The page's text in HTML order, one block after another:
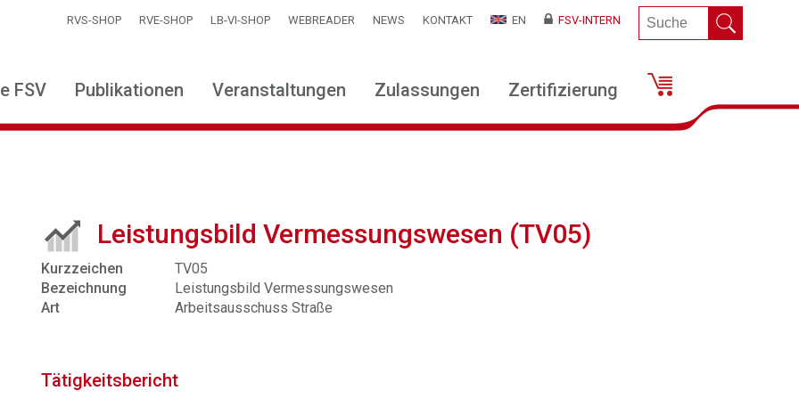
RVS-SHOP RVE-SHOP LB-VI-SHOP WEBREADER NEWS KONTAKT EN FSV-INTERN
FSV Publikationen Veranstaltungen Zulassungen Zertifizierung
Leistungsbild Vermessungswesen (TV05)
Kurzzeichen
TV05
Bezeichnung
Leistungsbild Vermessungswesen
Art
Arbeitsausschuss Straße
Tätigkeitsbericht